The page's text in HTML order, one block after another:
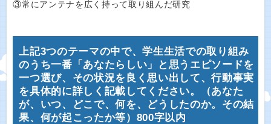
③常にアンテナを広く持って取り組んだ研究
上記3つのテーマの中で、学生生活での取り組み
のうち一番「あなたらしい」と思うエピソードを
一つ選び、その状況を良く思い出して、行動事実
を具体的に詳しく記載してください。（あなた
が、いつ、どこで、何を、どうしたのか。その結
果、何が起こったか等）800字以内